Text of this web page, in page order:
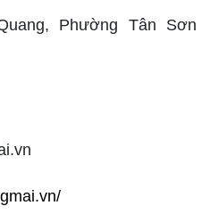
Phường Tân Sơn